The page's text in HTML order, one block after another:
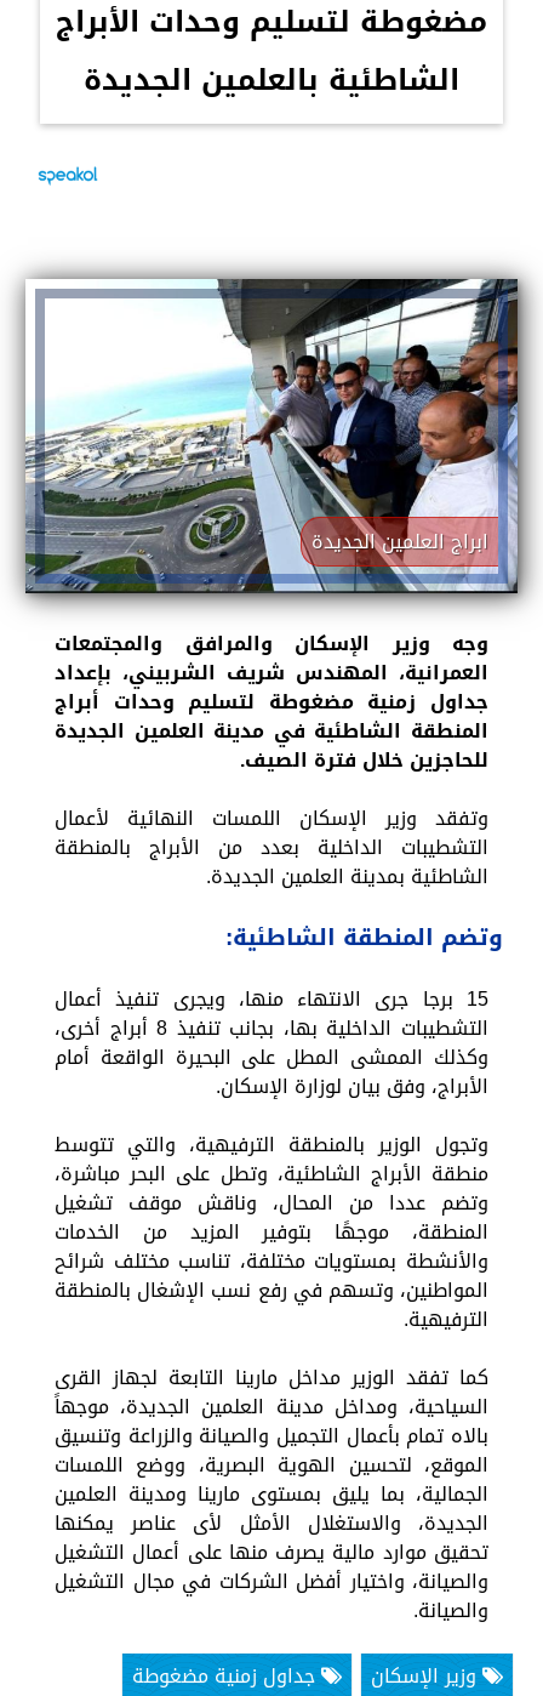
مضغوطة لتسليم وحدات الأبراج
الشاطئية بالعلمين الجديدة
ابراج العلمين الجديدة
وجه وزير الإسكان والمرافق والمجتمعات
العمرانية، المهندس شريف الشربيني، بإعداد
جداول زمنية مضغوطة لتسليم وحدات أبراج
المنطقة الشاطئية في مدينة العلمين الجديدة
للحاجزين خلال فترة الصيف.
وتفقد وزير الإسكان اللمسات النهائية لأعمال
التشطيبات الداخلية بعدد من الأبراج بالمنطقة
الشاطئية بمدينة العلمين الجديدة.
وتضم المنطقة الشاطئية:
15 برجا جرى الانتهاء منها، ويجرى تنفيذ أعمال
التشطيبات الداخلية بها، بجانب تنفيذ 8 أبراج أخرى،
وكذلك الممشى المطل على البحيرة الواقعة أمام
الأبراج، وفق بيان لوزارة الإسكان.
وتجول الوزير بالمنطقة الترفيهية، والتي تتوسط
منطقة الأبراج الشاطئية، وتطل على البحر مباشرة،
وتضم عددا من المحال، وناقش موقف تشغيل
المنطقة، موجهًا بتوفير المزيد من الخدمات
والأنشطة بمستويات مختلفة، تناسب مختلف شرائح
المواطنين، وتسهم في رفع نسب الإشغال بالمنطقة
الترفيهية.
كما تفقد الوزير مداخل مارينا التابعة لجهاز القرى
السياحية، ومداخل مدينة العلمين الجديدة، موجهاً
بالاه تمام بأعمال التجميل والصيانة والزراعة وتنسيق
الموقع، لتحسين الهوية البصرية، ووضع اللمسات
الجمالية، بما يليق بمستوى مارينا ومدينة العلمين
الجديدة، والاستغلال الأمثل لأى عناصر يمكنها
تحقيق موارد مالية يصرف منها على أعمال التشغيل
والصيانة، واختيار أفضل الشركات في مجال التشغيل
والصيانة.
وزير الإسكان
جداول زمنية مضغوطة